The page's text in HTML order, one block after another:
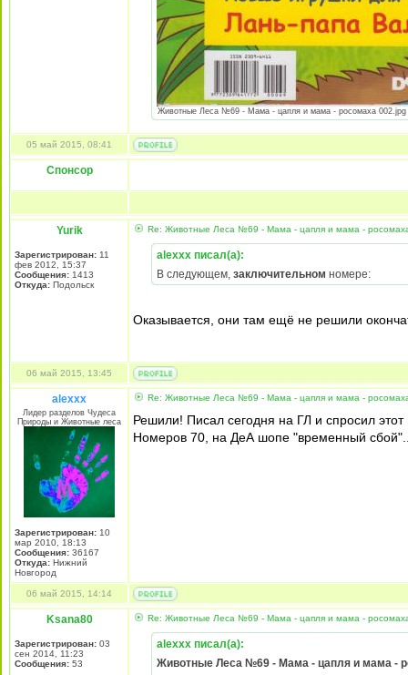
Животные Леса №69 - Мама - цапля и мама - росомаха 002.jpg
05 май 2015, 08:41
Спонсор
Yurik
Зарегистрирован: 11
фев 2012, 15:37
Сообщения: 1413
Откуда: Подольск
Re: Животные Леса №69 - Мама - цапля и мама -
alexxx писал(а):
В следующем, заключительном номере:
Оказывается, они там ещё не решили
06 май 2015, 13:45
alexxx
Лидер разделов Чудеса
Природы и Животные леса
Зарегистрирован: 10
мар 2010, 18:13
Сообщения: 36167
Откуда: Нижний
Новгород
Re: Животные Леса №69 - Мама - цапля и мама -
Решили! Писал сегодня на ГЛ и спросил этот
Номеров 70, на ДеА шопе "временный
06 май 2015, 14:14
Ksana80
Зарегистрирован: 03
сен 2014, 11:23
Сообщения: 53
Re: Животные Леса №69 - Мама - цапля и мама -
alexxx писал(а):
Животные Леса №69 - Мама - цапля и мама -